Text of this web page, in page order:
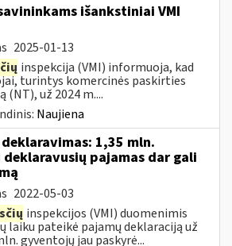
išankstiniai VMI
2025-01-13
inspekcija (VMI) informuoja, kad
turintys komercinės paskirties
už 2024 m....
Naujiena
1,35 mln.
pajamas dar gali
2022-05-03
inspekcijos (VMI) duomenimis
laiku pateikė pajamų deklaraciją už
gyventojų jau paskyrė...